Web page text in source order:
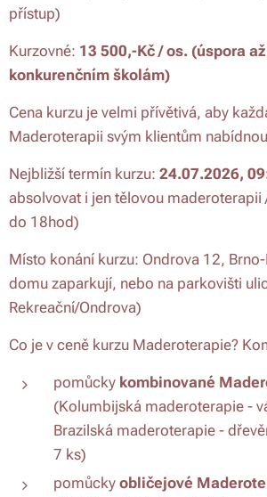
přístup)
Kurzovné: 13 500,-Kč / os. (úspora
konkurenčním školám)
Cena kurzu je velmi přívětivá, aby
Maderoterapii svým klientům
Nejbližší termín kurzu: 24.07.2026,
absolvovat i jen tělovou
do 18hod)
Místo konání kurzu: Ondrova 12,
domu zaparkují, nebo na parkovišti
Rekreační/Ondrova)
Co je v ceně kurzu Maderoterapie?
pomůcky kombinované
(Kolumbijská maderoterapie -
Brazilská maderoterapie -
7 ks)
pomůcky obličejové